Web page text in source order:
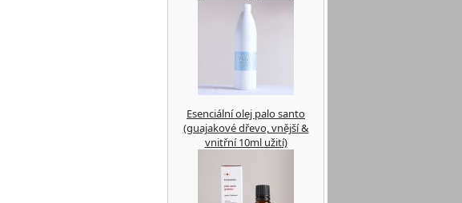
Esenciální olej palo santo
(guajakové dřevo, vnější &
vnitřní 10ml užití)